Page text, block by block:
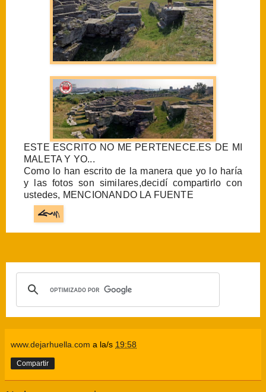
ESTE ESCRITO NO ME PERTENECE.ES DE MI
MALETA Y YO...
Como lo han escrito de la manera que yo lo haría
y las fotos son similares,decidí compartirlo con
ustedes, MENCIONANDO LA FUENTE
www.dejarhuella.com a la/s 19:58
Compartir